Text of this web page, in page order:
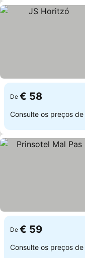
De € 58
Consulte os preços de
De € 59
Consulte os preços de